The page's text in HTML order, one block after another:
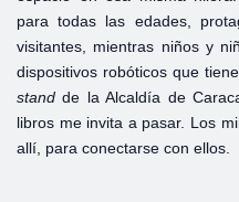
para todas las edades,
visitantes, mientras niños y
dispositivos robóticos que
stand de la Alcaldía de
libros me invita a pasar. Los
allí, para conectarse con ellos.